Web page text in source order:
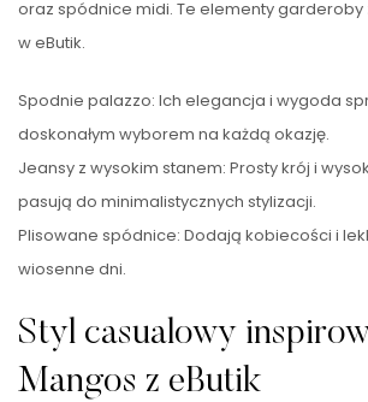
oraz spódnice midi. Te elementy garderoby
w eButik.
Spodnie palazzo: Ich elegancja i wygoda
doskonałym wyborem na każdą okazję.
Jeansy z wysokim stanem: Prosty krój i
pasują do minimalistycznych stylizacji.
Plisowane spódnice: Dodają kobiecości i
wiosenne dni.
Styl casualowy
Mangos z eButik